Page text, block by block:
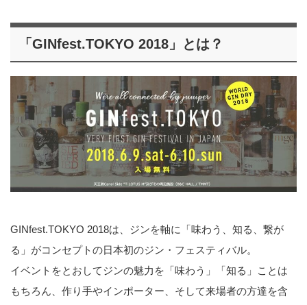
「GINfest.TOKYO 2018」とは？
GINfest.TOKYO 2018は、ジンを軸に「味わう、知る、繋が
る」がコンセプトの日本初のジン・フェスティバル。
イベントをとおしてジンの魅力を「味わう」「知る」ことは
もちろん、作り手やインポーター、そして来場者の方達を含